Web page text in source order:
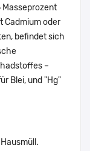
Cadmium oder
befindet sich
–
Blei, und "Hg"